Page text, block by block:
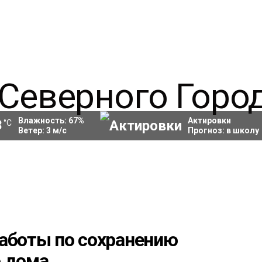
°C Влажность: 67%
Ветер: 3 м/с
Актировки
Прогноз: в школу
по сохранению